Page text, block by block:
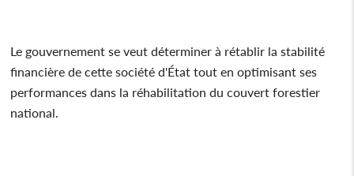
Le gouvernement se veut déterminer à rétablir la stabilité
financière de cette société d'État tout en optimisant ses
performances dans la réhabilitation du couvert forestier
national.